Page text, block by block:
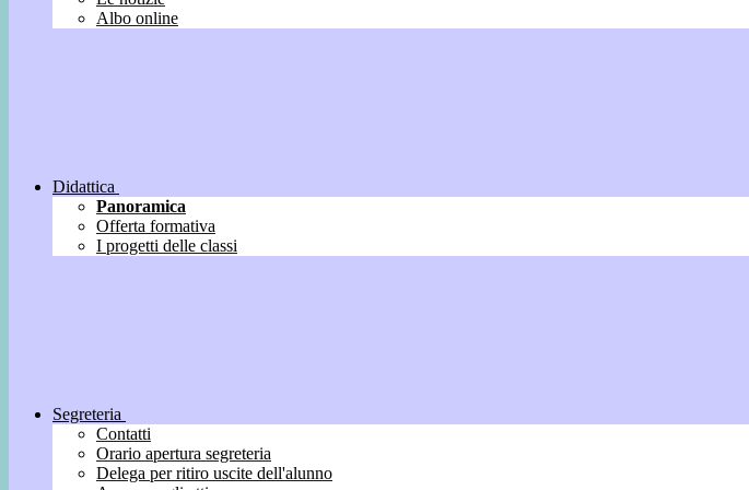
Albo online
Didattica
Panoramica
Offerta formativa
I progetti delle classi
Segreteria
Contatti
Orario apertura segreteria
Delega per ritiro uscite dell'alunno